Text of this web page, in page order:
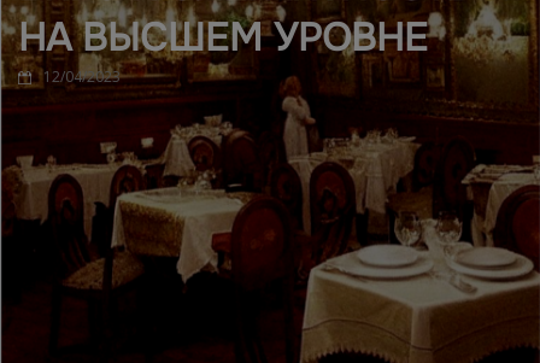
НА ВЫСШЕМ УРОВНЕ
12/04/2023